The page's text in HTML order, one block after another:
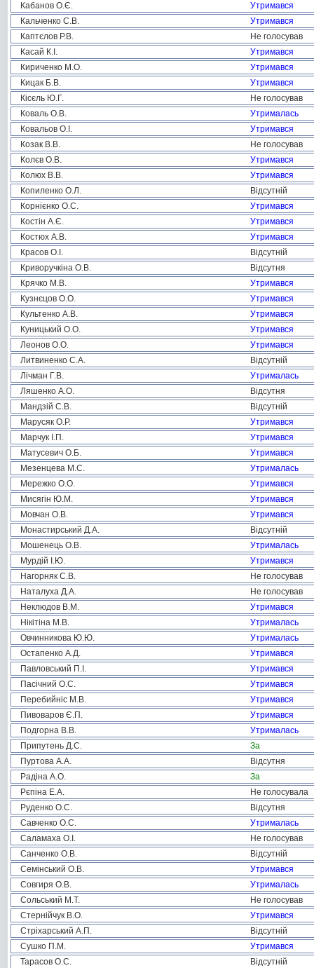
Кабанов О.Є.
Утримався
Кальченко С.В.
Утримався
Каптєлов Р.В.
Не голосував
Касай К.І.
Утримався
Кириченко М.О.
Утримався
Кицак Б.В.
Утримався
Кісєль Ю.Г.
Не голосував
Коваль О.В.
Утрималась
Ковальов О.І.
Утримався
Козак В.В.
Не голосував
Колєв О.В.
Утримався
Колюх В.В.
Утримався
Копиленко О.Л.
Відсутній
Корнієнко О.С.
Утримався
Костін А.Є.
Утримався
Костюх А.В.
Утримався
Красов О.І.
Відсутній
Криворучкіна О.В.
Відсутня
Крячко М.В.
Утримався
Кузнєцов О.О.
Утримався
Культенко А.В.
Утримався
Куницький О.О.
Утримався
Леонов О.О.
Утримався
Литвиненко С.А.
Відсутній
Лічман Г.В.
Утрималась
Ляшенко А.О.
Відсутня
Мандзій С.В.
Відсутній
Марусяк О.Р.
Утримався
Марчук І.П.
Утримався
Матусевич О.Б.
Утримався
Мезенцева М.С.
Утрималась
Мережко О.О.
Утримався
Мисягін Ю.М.
Утримався
Мовчан О.В.
Утримався
Монастирський Д.А.
Відсутній
Мошенець О.В.
Утрималась
Мурдій І.Ю.
Утримався
Нагорняк С.В.
Не голосував
Наталуха Д.А.
Не голосував
Неклюдов В.М.
Утримався
Нікітіна М.В.
Утрималась
Овчинникова Ю.Ю.
Утрималась
Остапенко А.Д.
Утримався
Павловський П.І.
Утримався
Пасічний О.С.
Утримався
Перебийніс М.В.
Утримався
Пивоваров Є.П.
Утримався
Подгорна В.В.
Утрималась
Припутень Д.С.
За
Пуртова А.А.
Відсутня
Радіна А.О.
За
Рєпіна Е.А.
Не голосувала
Руденко О.С.
Відсутня
Савченко О.С.
Утрималась
Саламаха О.І.
Не голосував
Санченко О.В.
Відсутній
Семінський О.В.
Утримався
Совгиря О.В.
Утрималась
Сольський М.Т.
Не голосував
Стернійчук В.О.
Утримався
Стріхарський А.П.
Відсутній
Сушко П.М.
Утримався
Тарасов О.С.
Відсутній